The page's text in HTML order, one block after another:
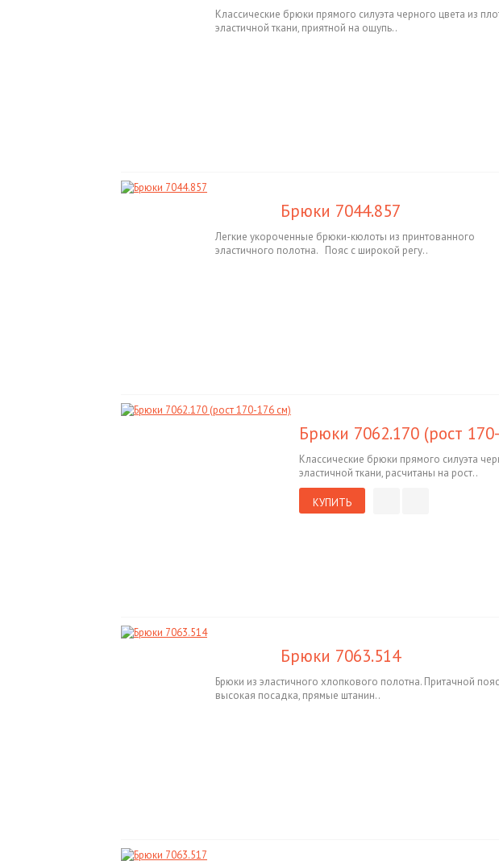
Классические брюки прямого силуэта черного цвета из
эластичной ткани, приятной на ощупь..
Брюки 7044.857
Легкие укороченные брюки-кюлоты из принтованного
эластичного полотна. Пояс с широкой регу..
Брюки 7062.170 (рост
Классические брюки прямого силуэта
эластичной ткани, расчитаны на рост..
КУПИТЬ
Брюки 7063.514
Брюки из эластичного хлопкового полотна. Притачной
высокая посадка, прямые штанин..